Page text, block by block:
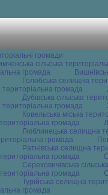
громади
сільська
громада
Голобська селищна
громада
Дубівська сільська
громада
Ковельська міська
територіальна громада
Люблинецька селищна
громада
Ратнівська селищна
територіальна громада
Сереховичівська
територіальна громада
Турійська селищна
громада